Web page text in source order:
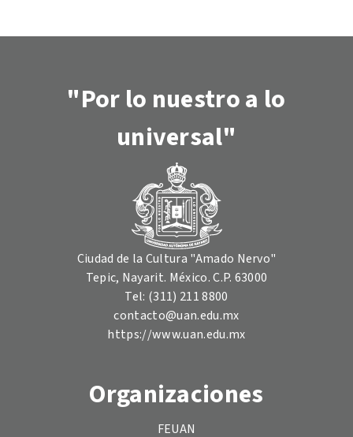
"Por lo nuestro a lo
universal"
Ciudad de la Cultura "Amado Nervo"
Tepic, Nayarit. México. C.P. 63000
Tel: (311) 211 8800
contacto@uan.edu.mx
https://www.uan.edu.mx
Organizaciones
FEUAN